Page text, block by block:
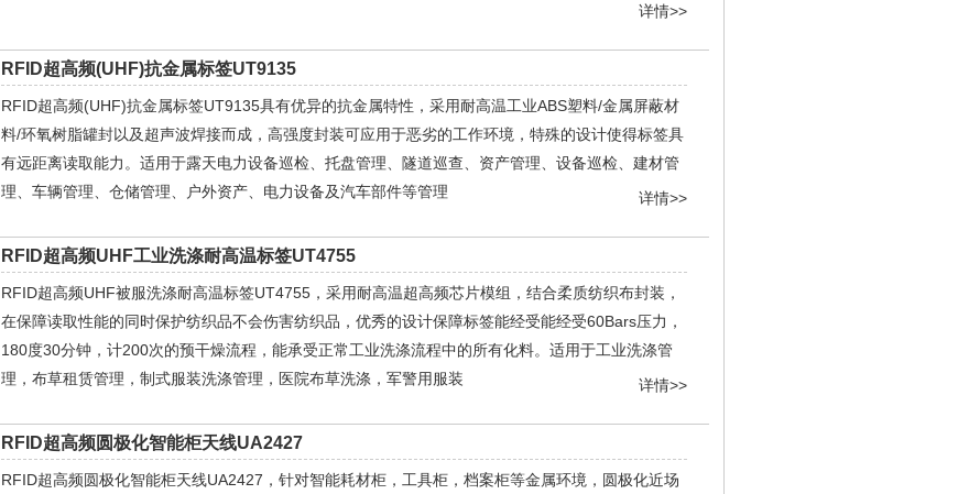
详情>>
RFID超高频(UHF)抗金属标签UT9135
RFID超高频(UHF)抗金属标签UT9135具有优异的抗金属特性，采用耐高温工业ABS塑料/金属屏蔽材
料/环氧树脂罐封以及超声波焊接而成，高强度封装可应用于恶劣的工作环境，特殊的设计使得标签具
有远距离读取能力。适用于露天电力设备巡检、托盘管理、隧道巡查、资产管理、设备巡检、建材管
理、车辆管理、仓储管理、户外资产、电力设备及汽车部件等管理
详情>>
RFID超高频UHF工业洗涤耐高温标签UT4755
RFID超高频UHF被服洗涤耐高温标签UT4755，采用耐高温超高频芯片模组，结合柔质纺织布封装，
在保障读取性能的同时保护纺织品不会伤害纺织品，优秀的设计保障标签能经受能经受60Bars压力，
180度30分钟，计200次的预干燥流程，能承受正常工业洗涤流程中的所有化料。适用于工业洗涤管
理，布草租赁管理，制式服装洗涤管理，医院布草洗涤，军警用服装
详情>>
RFID超高频圆极化智能柜天线UA2427
RFID超高频圆极化智能柜天线UA2427，针对智能耗材柜，工具柜，档案柜等金属环境，圆极化近场